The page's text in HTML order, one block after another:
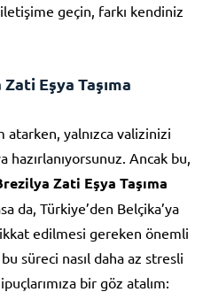
geçin, farkı kendiniz
Eşya Taşıma
atarken, yalnızca valizinizi
hazırlanıyorsunuz. Ancak bu,
Zati Eşya Taşıma
da, Türkiye’den Belçika’ya
edilmesi gereken önemli
süreci nasıl daha az stresli
bir göz atalım: